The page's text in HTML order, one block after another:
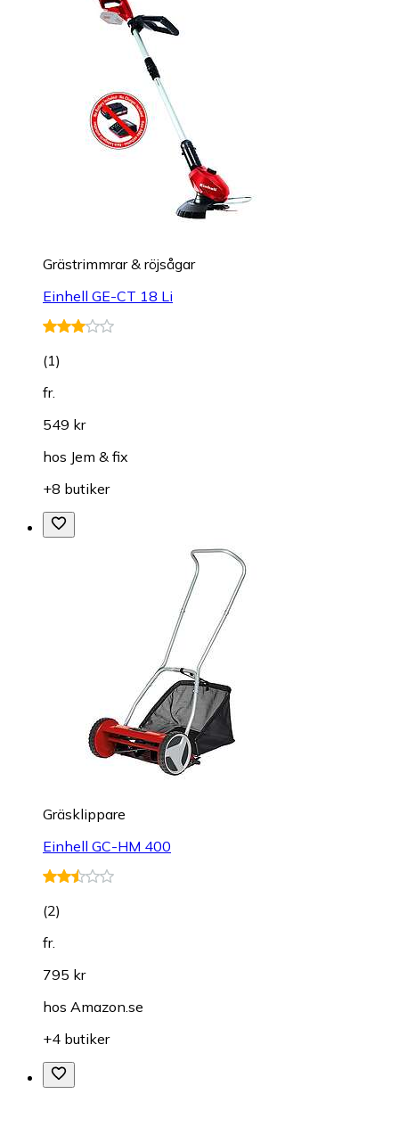
Grästrimmrar & röjsågar
Einhell GE-CT 18 Li
(1)
fr.
549 kr
hos Jem & fix
+8 butiker
Gräsklippare
Einhell GC-HM 400
(2)
fr.
795 kr
hos Amazon.se
+4 butiker